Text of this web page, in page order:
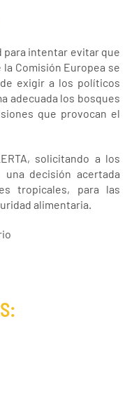
para intentar evitar que
Comisión Europea se
exigir a los políticos
adecuada los bosques
que provocan el
solicitando a los
decisión acertada
tropicales, para las
alimentaria.